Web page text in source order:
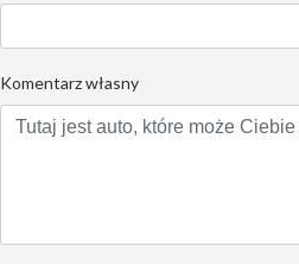
Komentarz własny